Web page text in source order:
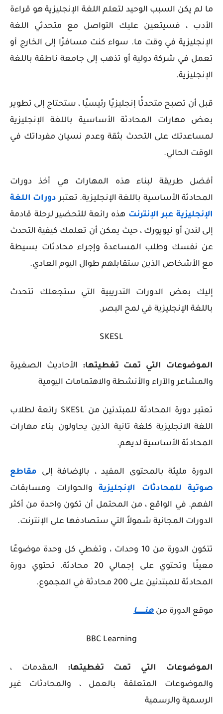
ما لم يكن السبب الوحيد لتعلم اللغة الإنجليزية هو قراءة
الأدب ، فسيتعين عليك التواصل مع متحدثي اللغة
الإنجليزية في وقت ما. سواء كنت مسافرًا إلى الخارج أو
تعمل في شركة دولية أو تذهب إلى جامعة ناطقة باللغة
الإنجليزية.
قبل أن تصبح متحدثًا إنجليزيًا رئيسيًا ، ستحتاج إلى تطوير
بعض مهارات المحادثة الأساسية باللغة الإنجليزية
لمساعدتك على التحدث بثقة وعدم نسيان مفرداتك في
الوقت الحالي.
أفضل طريقة لبناء هذه المهارات هي أخذ دورات
المحادثة الأساسية باللغة الإنجليزية. تعتبر دورات اللغة
الإنجليزية عبر الإنترنت هذه رائعة للتحضير لرحلة قادمة
إلى لندن أو نيويورك ، حيث يمكن أن تعلمك كيفية التحدث
عن نفسك وطلب المساعدة وإجراء محادثات بسيطة
مع الأشخاص الذين ستقابلهم طوال اليوم العادي.
إليك بعض الدورات التدريبية التي ستجعلك تتحدث
باللغة الإنجليزية في لمح البصر.
SKESL
الموضوعات التي تمت تغطيتها: الأحاديث الصغيرة
والمشاعر والآراء والأنشطة والاهتمامات اليومية
تعتبر دورة المحادثة للمبتدئين من SKESL رائعة لطلاب
اللغة الانجليزية كلغة تانية الذين يحاولون بناء مهارات
المحادثة الأساسية لديهم.
الدورة مليئة بالمحتوى المفيد ، بالإضافة إلى مقاطع
صوتية للمحادثات الإنجليزية والحوارات ومسابقات
الفهم. في الواقع ، من المحتمل أن تكون واحدة من أكثر
الدورات المجانية شمولاً التي ستصادفها على الإنترنت.
تتكون الدورة من 10 وحدات ، وتغطي كل وحدة موضوعًا
معينًا وتحتوي على إجمالي 20 محادثة. تحتوي دورة
المحادثة للمبتدئين على 200 محادثة في المجموع.
موقع الدورة من هنــــــــا
BBC Learning
الموضوعات التي تمت تغطيتها: المقدمات ،
والموضوعات المتعلقة بالعمل ، والمحادثات غير
الرسمية والرسمية